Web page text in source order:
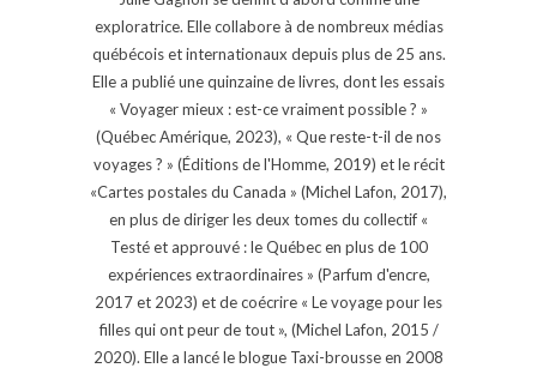
exploratrice. Elle collabore à de nombreux médias
québécois et internationaux depuis plus de 25 ans.
Elle a publié une quinzaine de livres, dont les essais
« Voyager mieux : est-ce vraiment possible ? »
(Québec Amérique, 2023), « Que reste-t-il de nos
voyages ? » (Éditions de l'Homme, 2019) et le récit
«Cartes postales du Canada » (Michel Lafon, 2017),
en plus de diriger les deux tomes du collectif «
Testé et approuvé : le Québec en plus de 100
expériences extraordinaires » (Parfum d'encre,
2017 et 2023) et de coécrire « Le voyage pour les
filles qui ont peur de tout », (Michel Lafon, 2015 /
2020). Elle a lancé le blogue Taxi-brousse en 2008